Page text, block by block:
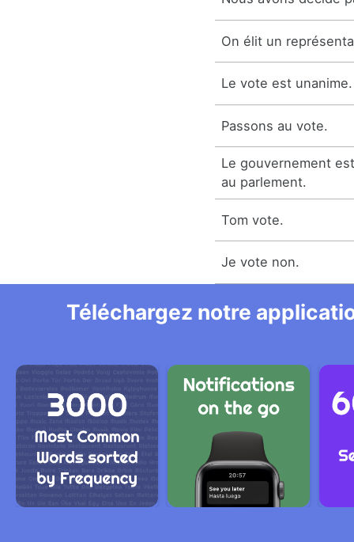
On élit un
Le vote est unanime.
Passons au vote.
Le gouvernement
au parlement.
Tom vote.
Je vote non.
Téléchargez notre